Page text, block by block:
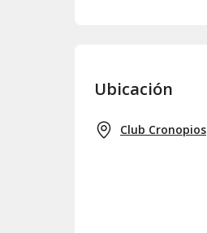
Ubicación
Club Cronopios